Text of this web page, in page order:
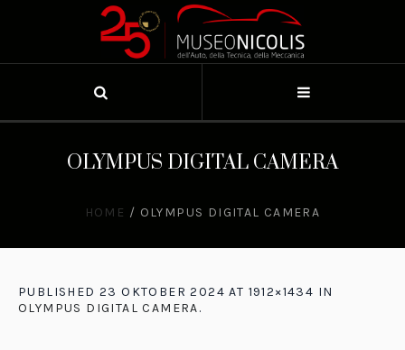
OLYMPUS DIGITAL CAMERA
HOME / OLYMPUS DIGITAL CAMERA
PUBLISHED 23 OKTOBER 2024 AT 1912×1434 IN
OLYMPUS DIGITAL CAMERA.